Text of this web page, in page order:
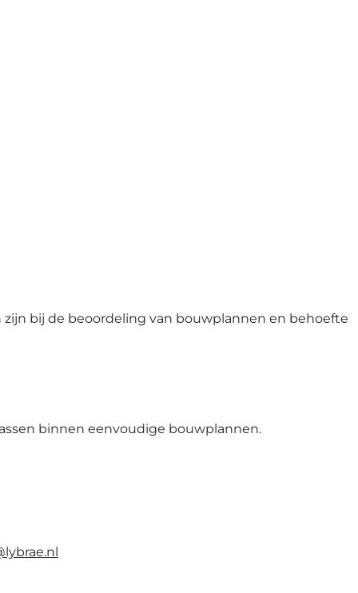
bij de beoordeling van bouwplannen en behoefte
binnen eenvoudige bouwplannen.